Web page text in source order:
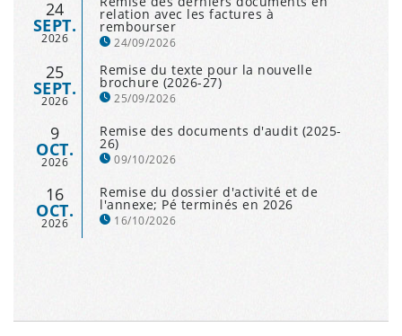
24
SEPT.
2026
relation avec les factures à
rembourser
24/09/2026
25
SEPT.
2026
Remise du texte pour la nouvelle
brochure (2026-27)
25/09/2026
9
OCT.
2026
Remise des documents d'audit (2025-
26)
09/10/2026
16
OCT.
2026
Remise du dossier d'activité et de
l'annexe; Pé terminés en 2026
16/10/2026